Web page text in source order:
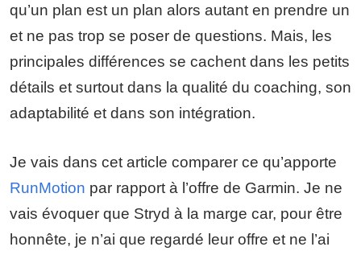
qu’un plan est un plan alors autant en prendre un
et ne pas trop se poser de questions. Mais, les
principales différences se cachent dans les petits
détails et surtout dans la qualité du coaching, son
adaptabilité et dans son intégration.
Je vais dans cet article comparer ce qu’apporte
RunMotion par rapport à l’offre de Garmin. Je ne
vais évoquer que Stryd à la marge car, pour être
honnête, je n’ai que regardé leur offre et ne l’ai